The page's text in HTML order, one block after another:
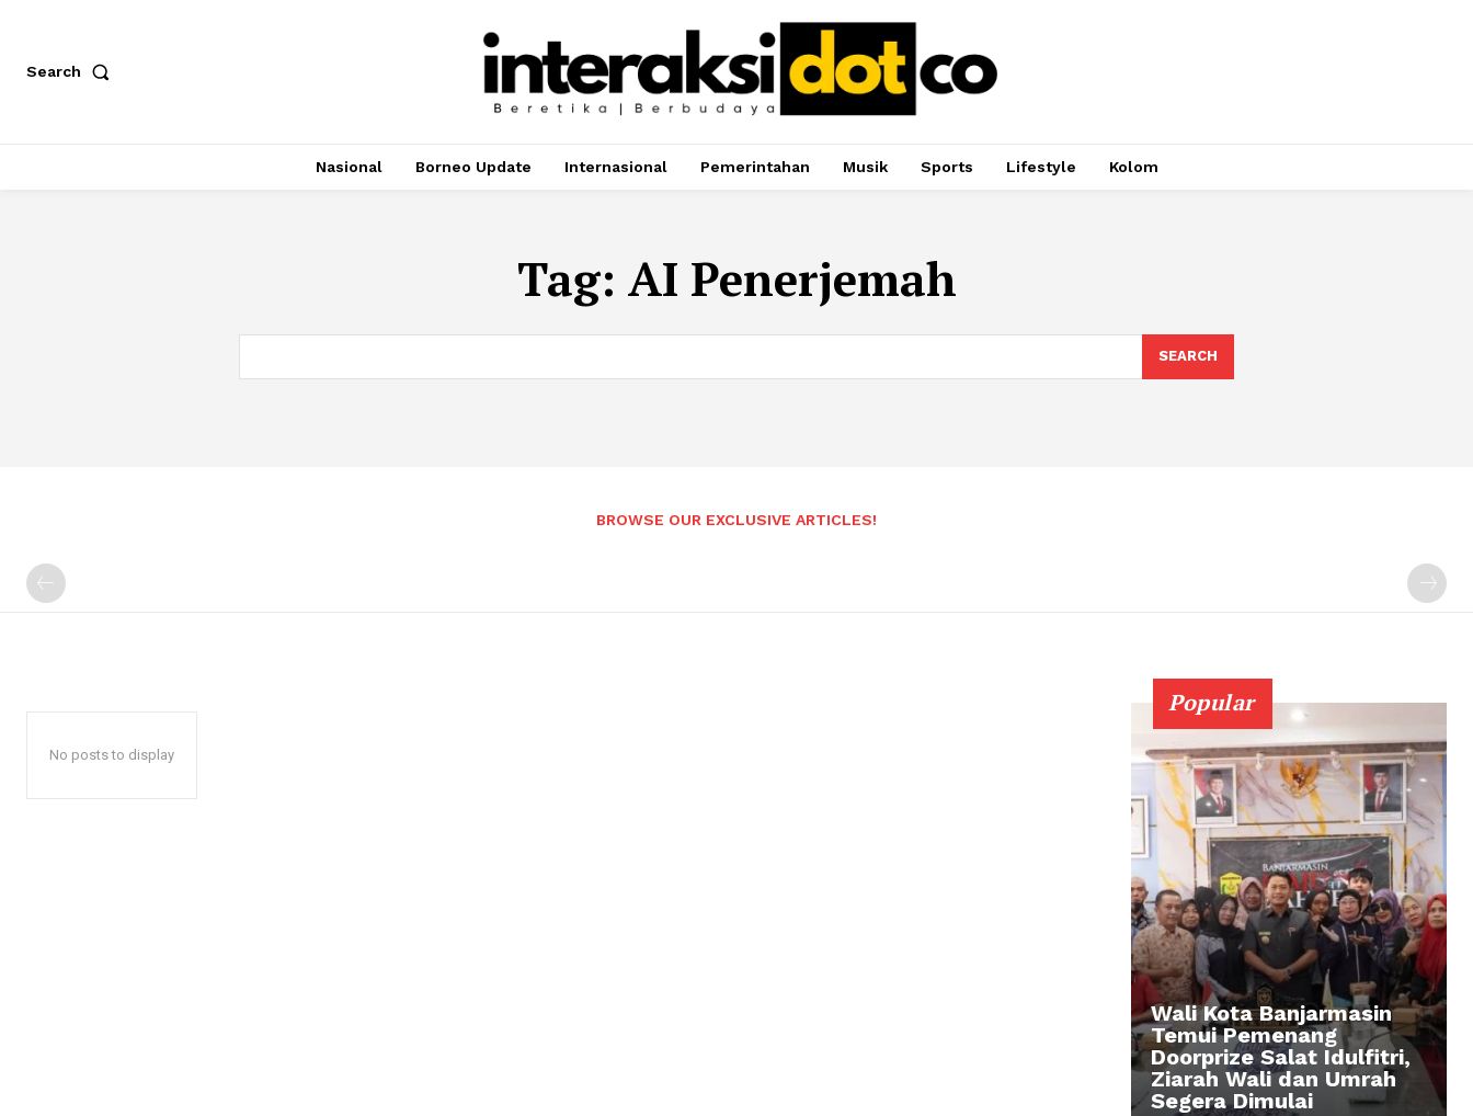
Search
Nasional Borneo Update Internasional Pemerintahan Musik Sports Lifestyle Kolom
Tag: AI Penerjemah
SEARCH
BROWSE OUR EXCLUSIVE ARTICLES!
No posts to display
Popular
Wali Kota Banjarmasin
Temui Pemenang
Doorprize Salat Idulfitri,
Ziarah Wali dan Umrah
Segera Dimulai